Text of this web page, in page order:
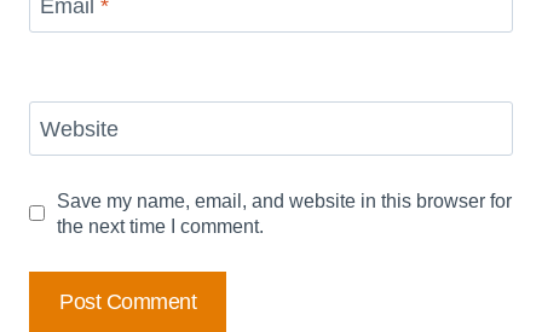
Email *
Website
Save my name, email, and website in this browser for
the next time I comment.